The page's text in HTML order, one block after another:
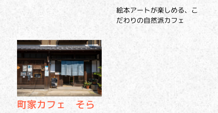
絵本アートが楽しめる、こ
だわりの自然派カフェ
町家カフェ そら